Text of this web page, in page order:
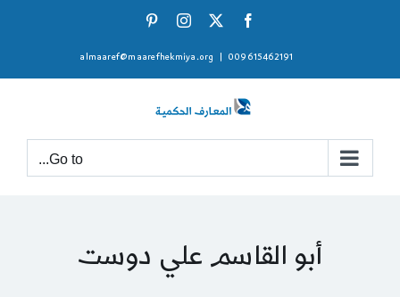
Facebook
X
Instagram
009615462191
almaaref@maarefhekmiya.org
Go to...
أبو القاسم علي دوست